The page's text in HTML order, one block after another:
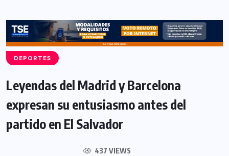
DEPORTES
Leyendas del Madrid y Barcelona
expresan su entusiasmo antes del
partido en El Salvador
437 VIEWS